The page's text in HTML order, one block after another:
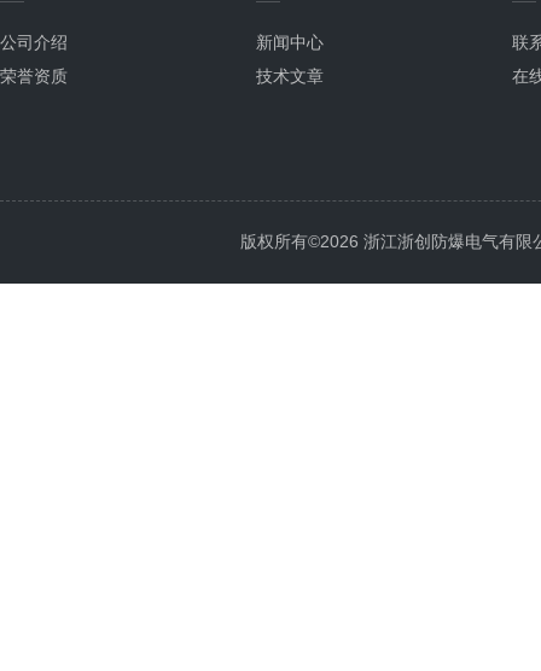
公司介绍
荣誉资质
新闻中心
技术文章
联
在
版权所有©2026 浙江浙创防爆电气有